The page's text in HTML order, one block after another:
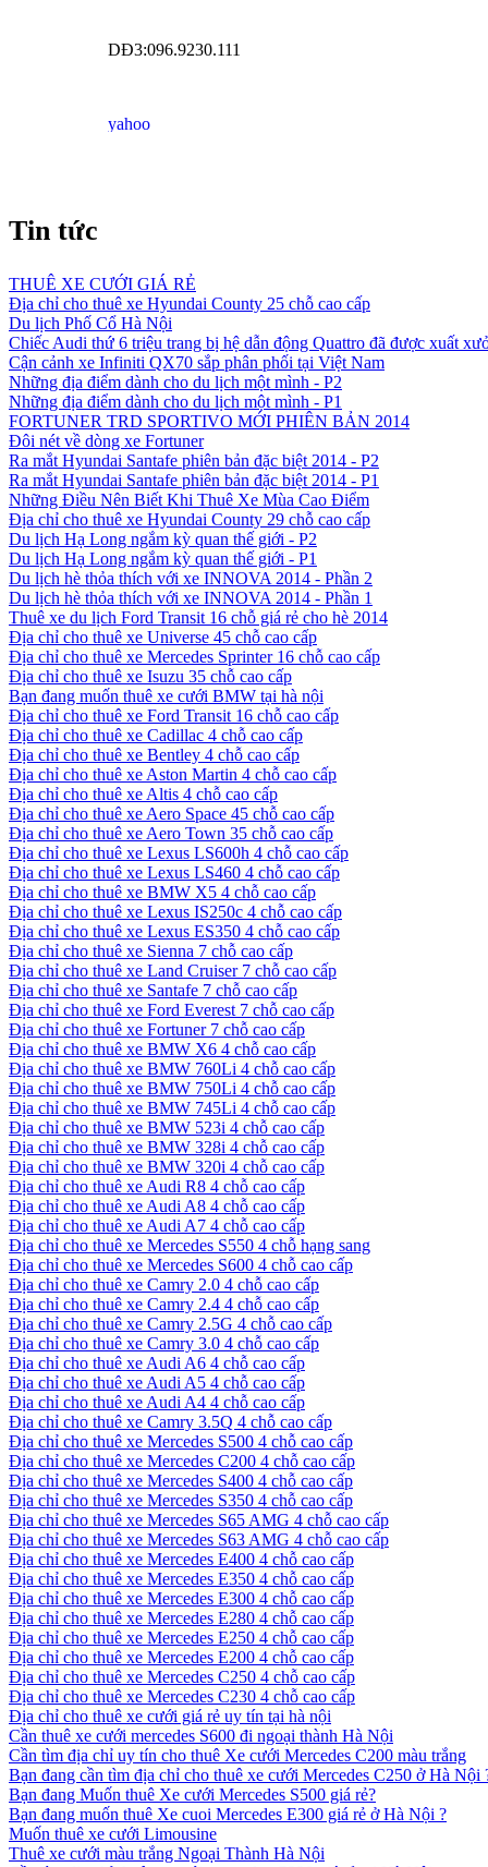
DĐ3:096.9230.111
Tin tức
THUÊ XE CƯỚI GIÁ RẺ
Địa chỉ cho thuê xe Hyundai County 25 chỗ cao cấp
Du lịch Phố Cổ Hà Nội
Chiếc Audi thứ 6 triệu trang bị hệ dẫn động Quattro đã được xuất
Cận cảnh xe Infiniti QX70 sắp phân phối tại Việt Nam
Những địa điểm dành cho du lịch một mình - P2
Những địa điểm dành cho du lịch một mình - P1
FORTUNER TRD SPORTIVO MỚI PHIÊN BẢN 2014
Đôi nét về dòng xe Fortuner
Ra mắt Hyundai Santafe phiên bản đặc biệt 2014 - P2
Ra mắt Hyundai Santafe phiên bản đặc biệt 2014 - P1
Những Điều Nên Biết Khi Thuê Xe Mùa Cao Điểm
Địa chỉ cho thuê xe Hyundai County 29 chỗ cao cấp
Du lịch Hạ Long ngắm kỳ quan thế giới - P2
Du lịch Hạ Long ngắm kỳ quan thế giới - P1
Du lịch hè thỏa thích với xe INNOVA 2014 - Phần 2
Du lịch hè thỏa thích với xe INNOVA 2014 - Phần 1
Thuê xe du lịch Ford Transit 16 chỗ giá rẻ cho hè 2014
Địa chỉ cho thuê xe Universe 45 chỗ cao cấp
Địa chỉ cho thuê xe Mercedes Sprinter 16 chỗ cao cấp
Địa chỉ cho thuê xe Isuzu 35 chỗ cao cấp
Bạn đang muốn thuê xe cưới BMW tại hà nội
Địa chỉ cho thuê xe Ford Transit 16 chỗ cao cấp
Địa chỉ cho thuê xe Cadillac 4 chỗ cao cấp
Địa chỉ cho thuê xe Bentley 4 chỗ cao cấp
Địa chỉ cho thuê xe Aston Martin 4 chỗ cao cấp
Địa chỉ cho thuê xe Altis 4 chỗ cao cấp
Địa chỉ cho thuê xe Aero Space 45 chỗ cao cấp
Địa chỉ cho thuê xe Aero Town 35 chỗ cao cấp
Địa chỉ cho thuê xe Lexus LS600h 4 chỗ cao cấp
Địa chỉ cho thuê xe Lexus LS460 4 chỗ cao cấp
Địa chỉ cho thuê xe BMW X5 4 chỗ cao cấp
Địa chỉ cho thuê xe Lexus IS250c 4 chỗ cao cấp
Địa chỉ cho thuê xe Lexus ES350 4 chỗ cao cấp
Địa chỉ cho thuê xe Sienna 7 chỗ cao cấp
Địa chỉ cho thuê xe Land Cruiser 7 chỗ cao cấp
Địa chỉ cho thuê xe Santafe 7 chỗ cao cấp
Địa chỉ cho thuê xe Ford Everest 7 chỗ cao cấp
Địa chỉ cho thuê xe Fortuner 7 chỗ cao cấp
Địa chỉ cho thuê xe BMW X6 4 chỗ cao cấp
Địa chỉ cho thuê xe BMW 760Li 4 chỗ cao cấp
Địa chỉ cho thuê xe BMW 750Li 4 chỗ cao cấp
Địa chỉ cho thuê xe BMW 745Li 4 chỗ cao cấp
Địa chỉ cho thuê xe BMW 523i 4 chỗ cao cấp
Địa chỉ cho thuê xe BMW 328i 4 chỗ cao cấp
Địa chỉ cho thuê xe BMW 320i 4 chỗ cao cấp
Địa chỉ cho thuê xe Audi R8 4 chỗ cao cấp
Địa chỉ cho thuê xe Audi A8 4 chỗ cao cấp
Địa chỉ cho thuê xe Audi A7 4 chỗ cao cấp
Địa chỉ cho thuê xe Mercedes S550 4 chỗ hạng sang
Địa chỉ cho thuê xe Mercedes S600 4 chỗ cao cấp
Địa chỉ cho thuê xe Camry 2.0 4 chỗ cao cấp
Địa chỉ cho thuê xe Camry 2.4 4 chỗ cao cấp
Địa chỉ cho thuê xe Camry 2.5G 4 chỗ cao cấp
Địa chỉ cho thuê xe Camry 3.0 4 chỗ cao cấp
Địa chỉ cho thuê xe Audi A6 4 chỗ cao cấp
Địa chỉ cho thuê xe Audi A5 4 chỗ cao cấp
Địa chỉ cho thuê xe Audi A4 4 chỗ cao cấp
Địa chỉ cho thuê xe Camry 3.5Q 4 chỗ cao cấp
Địa chỉ cho thuê xe Mercedes S500 4 chỗ cao cấp
Địa chỉ cho thuê xe Mercedes C200 4 chỗ cao cấp
Địa chỉ cho thuê xe Mercedes S400 4 chỗ cao cấp
Địa chỉ cho thuê xe Mercedes S350 4 chỗ cao cấp
Địa chỉ cho thuê xe Mercedes S65 AMG 4 chỗ cao cấp
Địa chỉ cho thuê xe Mercedes S63 AMG 4 chỗ cao cấp
Địa chỉ cho thuê xe Mercedes E400 4 chỗ cao cấp
Địa chỉ cho thuê xe Mercedes E350 4 chỗ cao cấp
Địa chỉ cho thuê xe Mercedes E300 4 chỗ cao cấp
Địa chỉ cho thuê xe Mercedes E280 4 chỗ cao cấp
Địa chỉ cho thuê xe Mercedes E250 4 chỗ cao cấp
Địa chỉ cho thuê xe Mercedes E200 4 chỗ cao cấp
Địa chỉ cho thuê xe Mercedes C250 4 chỗ cao cấp
Địa chỉ cho thuê xe Mercedes C230 4 chỗ cao cấp
Địa chỉ cho thuê xe cưới giá rẻ uy tín tại hà nội
Cần thuê xe cưới mercedes S600 đi ngoại thành Hà Nội
Cần tìm địa chỉ uy tín cho thuê Xe cưới Mercedes C200 màu trắng
Bạn đang cần tìm địa chỉ cho thuê xe cưới Mercedes C250 ở Hà Nội
Bạn đang Muốn thuê Xe cưới Mercedes S500 giá rẻ?
Bạn đang muốn thuê Xe cuoi Mercedes E300 giá rẻ ở Hà Nội ?
Muốn thuê xe cưới Limousine
Thuê xe cưới màu trắng Ngoại Thành Hà Nội